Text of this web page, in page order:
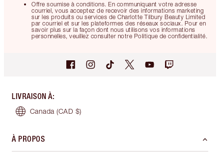
Offre soumise à conditions. En communiquant votre adresse
courriel, vous acceptez de recevoir des informations marketing
sur les produits ou services de Charlotte Tilbury Beauty Limited
par courriel et sur les plateformes des réseaux sociaux. Pour en
savoir plus sur la façon dont nous utilisons vos informations
personnelles, veuillez consulter notre Politique de confidentialité.
LIVRAISON À:
Canada (CAD $)
À PROPOS